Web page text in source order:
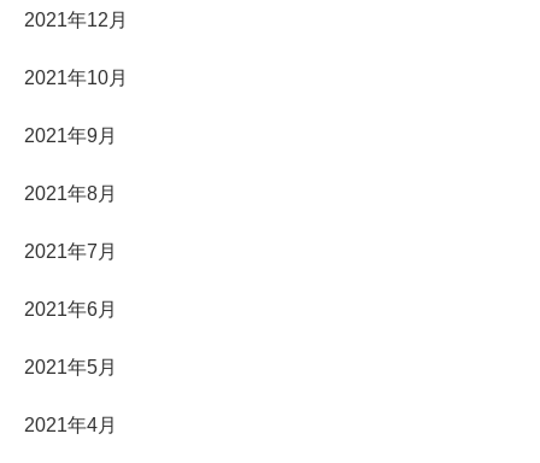
2021年12月
2021年10月
2021年9月
2021年8月
2021年7月
2021年6月
2021年5月
2021年4月